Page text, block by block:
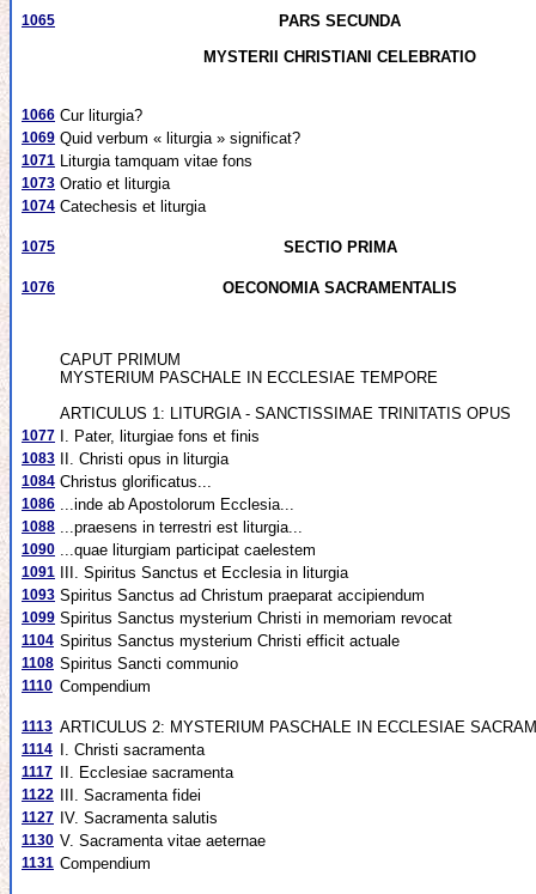
1065
PARS SECUNDA
MYSTERII CHRISTIANI CELEBRATIO
1066 Cur liturgia?
1069 Quid verbum « liturgia » significat?
1071 Liturgia tamquam vitae fons
1073 Oratio et liturgia
1074 Catechesis et liturgia
1075 SECTIO PRIMA
1076 OECONOMIA SACRAMENTALIS
CAPUT PRIMUM
MYSTERIUM PASCHALE IN ECCLESIAE TEMPORE
ARTICULUS 1: LITURGIA - SANCTISSIMAE TRINITATIS OPUS
1077 I. Pater, liturgiae fons et finis
1083 II. Christi opus in liturgia
1084 Christus glorificatus...
1086 ...inde ab Apostolorum Ecclesia...
1088 ...praesens in terrestri est liturgia...
1090 ...quae liturgiam participat caelestem
1091 III. Spiritus Sanctus et Ecclesia in liturgia
1093 Spiritus Sanctus ad Christum praeparat accipiendum
1099 Spiritus Sanctus mysterium Christi in memoriam revocat
1104 Spiritus Sanctus mysterium Christi efficit actuale
1108 Spiritus Sancti communio
1110 Compendium
1113 ARTICULUS 2: MYSTERIUM PASCHALE IN ECCLESIAE
1114 I. Christi sacramenta
1117 II. Ecclesiae sacramenta
1122 III. Sacramenta fidei
1127 IV. Sacramenta salutis
1130 V. Sacramenta vitae aeternae
1131 Compendium